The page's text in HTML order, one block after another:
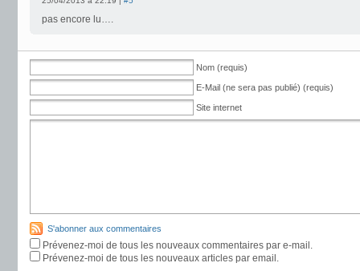
pas encore lu….
Nom (requis)
E-Mail (ne sera pas publié) (requis)
Site internet
S'abonner aux commentaires
Prévenez-moi de tous les nouveaux commentaires par e-mail.
Prévenez-moi de tous les nouveaux articles par email.